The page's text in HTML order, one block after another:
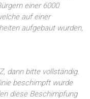
einer 6000
auf einer
aufgebaut wurden,
dann bitte vollständig.
beschimpft wurde
diese Beschimpfung